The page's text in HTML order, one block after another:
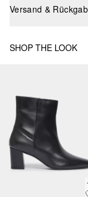
Versand &
SHOP THE LOOK